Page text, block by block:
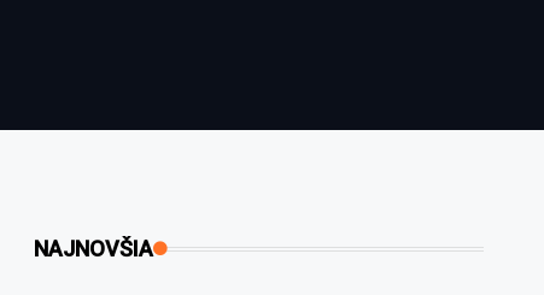
NAJNOVŠIA